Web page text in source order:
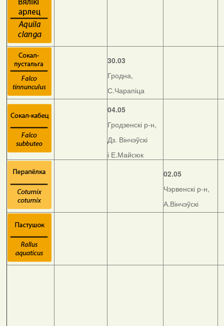
30.03
Гродна,
С.Чарапіца
04.05
Гродзенскі р-н,
Дз. Вінчэўскі
і Е.Майсюк
02.05
Чэрвенскі р-н,
А.Вінчэўскі